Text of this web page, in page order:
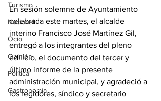
Turismo
Nacional
Ocio
Opinión
Política
Gastronomía
En sesión solemne de Ayuntamiento
celebrada este martes, el alcalde
interino Francisco José Martínez Gil,
entregó a los integrantes del pleno
edilicio, el documento del tercer y
último informe de la presente
administración municipal, y agradeció a
los regidores, síndico y secretario